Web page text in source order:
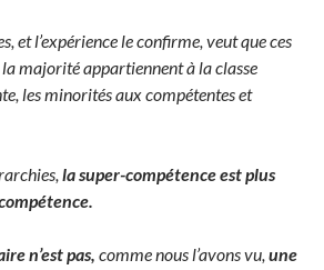
et l’expérience le confirme, veut que ces
la majorité appartiennent à la classe
les minorités aux compétentes et
la super-compétence est plus
n’est pas, comme nous l’avons vu, une